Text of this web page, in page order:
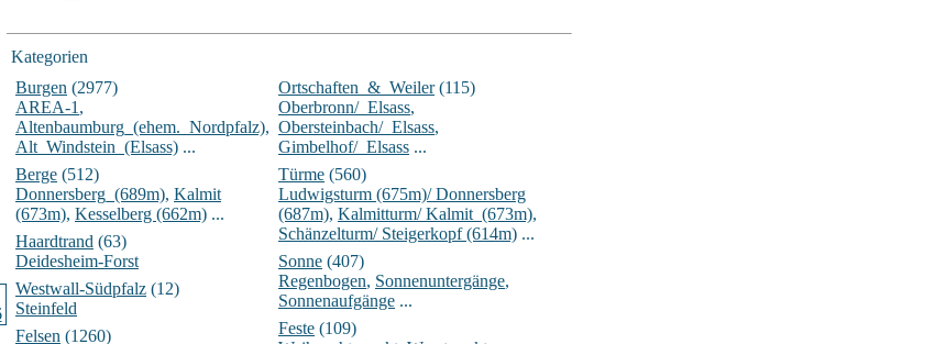
Kategorien
Burgen (2977)
AREA-1 ,
Altenbaumburg_(ehem._Nordpfalz),
Alt_Windstein_(Elsass) ...
Berge (512)
Donnersberg_(689m), Kalmit
(673m), Kesselberg (662m) ...
Haardtrand (63)
Deidesheim-Forst
Westwall-Südpfalz (12)
Steinfeld
Felsen (1260)
Ortschaften_&_Weiler(115)
Oberbronn/_Elsass,
Obersteinbach/_Elsass,
Gimbelhof/_Elsass ...
Türme (560)
Ludwigsturm (675m)/ Donnersberg
(687m), Kalmitturm/ Kalmit_(673m),
Schänzelturm/ Steigerkopf (614m) ...
Sonne (407)
Regenbogen, Sonnenuntergänge,
Sonnenaufgänge ...
Feste (109)